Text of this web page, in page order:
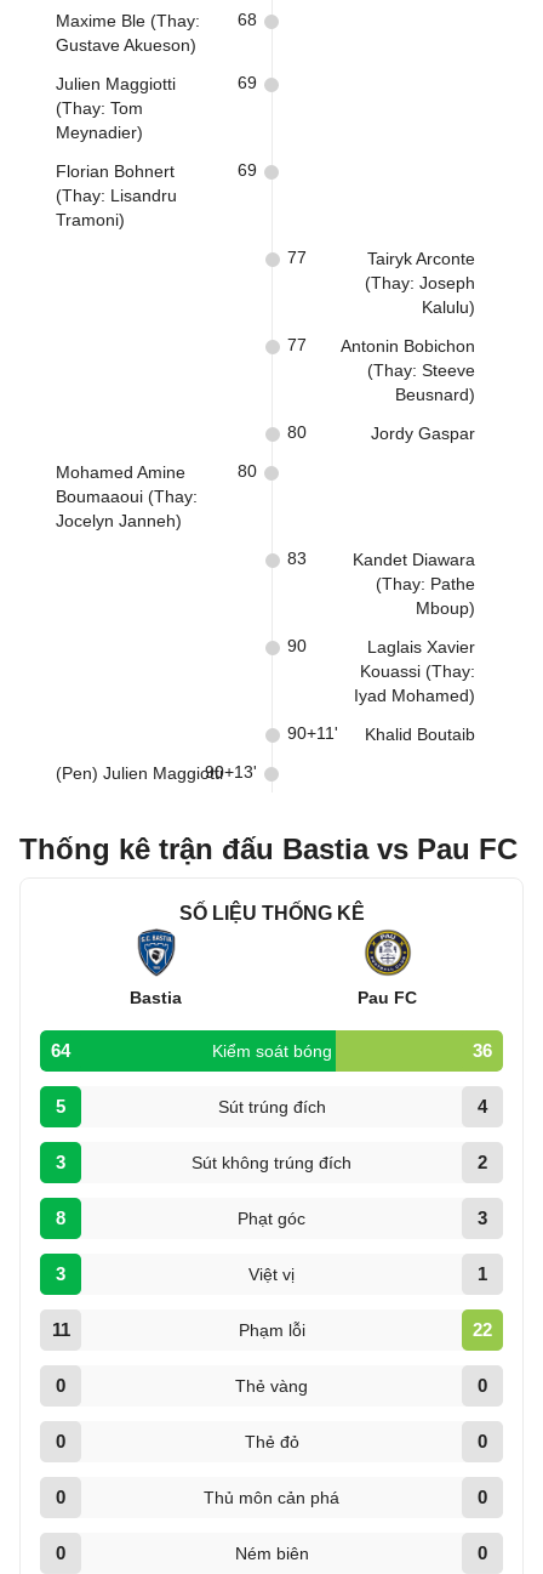
Maxime Ble (Thay:
Gustave Akueson)
68
Julien Maggiotti
(Thay: Tom
Meynadier)
69
Florian Bohnert
(Thay: Lisandru
Tramoni)
69
Tairyk Arconte
(Thay: Joseph
Kalulu)
77
Antonin Bobichon
(Thay: Steeve
Beusnard)
77
Jordy Gaspar
80
Mohamed Amine
Boumaaoui (Thay:
Jocelyn Janneh)
80
Kandet Diawara
(Thay: Pathe
Mboup)
83
Laglais Xavier
Kouassi (Thay:
Iyad Mohamed)
90
Khalid Boutaib
90+11'
(Pen) Julien Maggiotti90+13'
Thống kê trận đấu Bastia vs Pau FC
SỐ LIỆU THỐNG KÊ
Bastia Pau FC
64 Kiểm soát bóng 36
5 Sút trúng đích 4
3 Sút không trúng đích 2
8 Phạt góc 3
3 Việt vị 1
11 Phạm lỗi 22
0 Thẻ vàng 0
0 Thẻ đỏ 0
0 Thủ môn cản phá 0
0 Ném biên 0